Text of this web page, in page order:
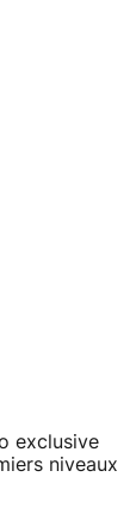
exclusive
niveaux